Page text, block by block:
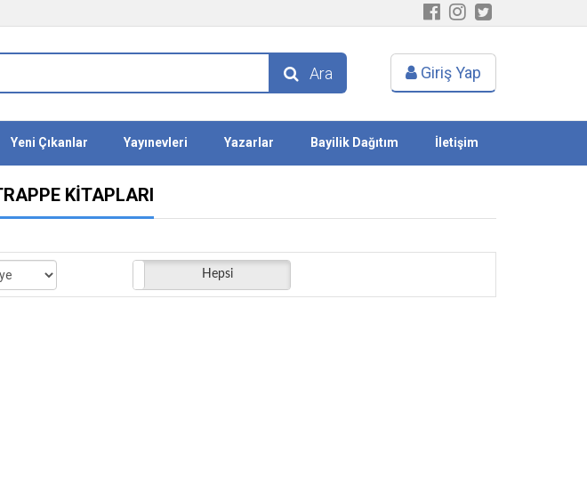
Ara Giriş Yap
Yeni Çıkanlar Yayınevleri Yazarlar Bayilik Dağıtım İletişim
KITAPLARI
Stoktakiler Hepsi